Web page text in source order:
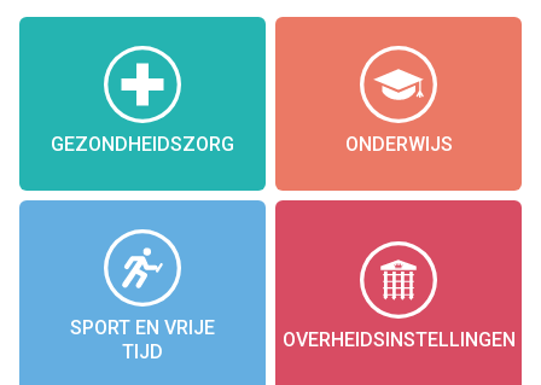
GEZONDHEIDSZORG ONDERWIJS
SPORT EN VRIJE
TIJD
OVERHEIDSINSTELLINGEN